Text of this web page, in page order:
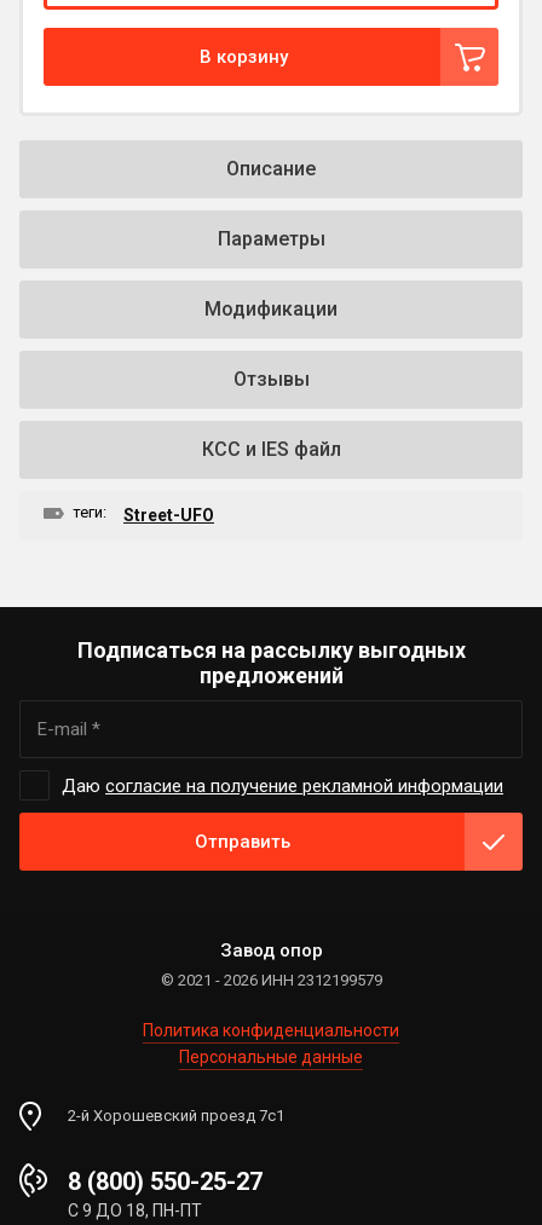
В корзину
Описание
Параметры
Модификации
Отзывы
КСС и IES файл
теги: Street-UFO
Подписаться на рассылку выгодных
предложений
Даю согласие на получение рекламной информации
Отправить
Завод опор
© 2021 - 2026 ИНН 2312199579
Политика конфиденциальности
Персональные данные
2-й Хорошевский проезд 7с1
8 (800) 550-25-27
С 9 ДО 18, ПН-ПТ